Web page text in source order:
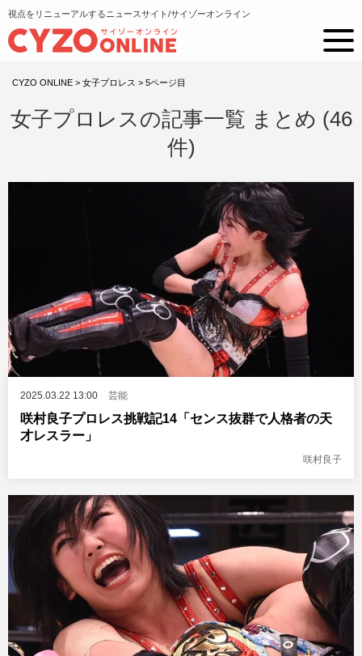
視点をリニューアルするニュースサイト/サイゾーオンライン
CYZO ONLINE > 女子プロレス > 5ページ目
女子プロレスの記事一覧 まとめ (46
件)
2025.03.22 13:00 芸能
咲村良子プロレス挑戦記14「センス抜群で人格者の天
才レスラー」
咲村良子